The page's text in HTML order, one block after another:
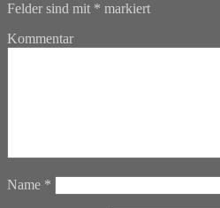
Felder sind mit * markiert
Kommentar
Name *